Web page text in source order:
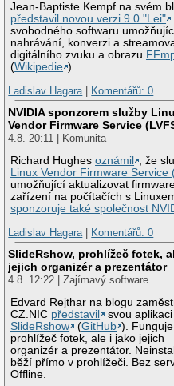
Jean-Baptiste Kempf na svém
představil novou verzi 9.0 "Lei"
svobodného softwaru
nahrávání, konverzi a
digitálního zvuku a obrazu
(Wikipedie ).
Ladislav Hagara| Komentářů: 0
NVIDIA sponzorem služby
Vendor Firmware Service
4.8. 20:11 | Komunita
Richard Hughesoznámil
, že
Linux Vendor Firmware Service
umožňující aktualizovat
zařízení na počítačích s
sponzoruje také společnost
Ladislav Hagara| Komentářů: 0
SlideRshow, prohlížeč fotek,
jejich organizér a prezentátor
4.8. 12:22 | Zajímavý software
Edvard Rejthar na blogu
CZ.NIC představil
svou aplikaci
SlideRshow
(GitHub ).
prohlížeč fotek, ale i jako jejich
organizér a prezentátor.
běží přímo v prohlížeči. Bez
Offline.